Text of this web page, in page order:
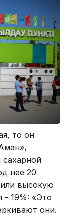
то он
нее 20
высокую
- 19%: «Это
они.